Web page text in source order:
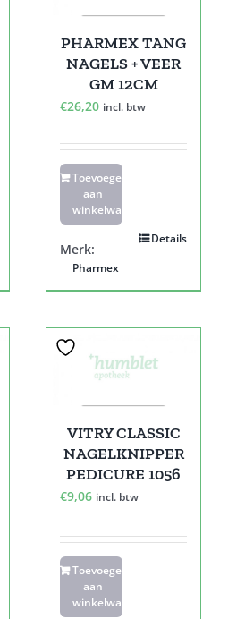
PHARMEX TANG
NAGELS + VEER
GM 12CM
€26,20 incl. btw
Toevoegen
aan
winkelwagen
Details
Merk:
Pharmex
VITRY CLASSIC
NAGELKNIPPER
PEDICURE 1056
€9,06 incl. btw
Toevoegen
aan
winkelwagen